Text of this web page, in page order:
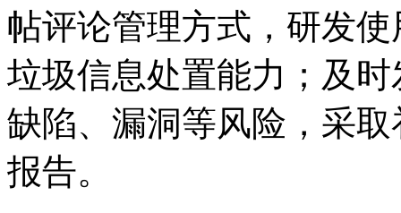
帖评论管理方式，研发
垃圾信息处置能力；及
缺陷、漏洞等风险，采
报告。